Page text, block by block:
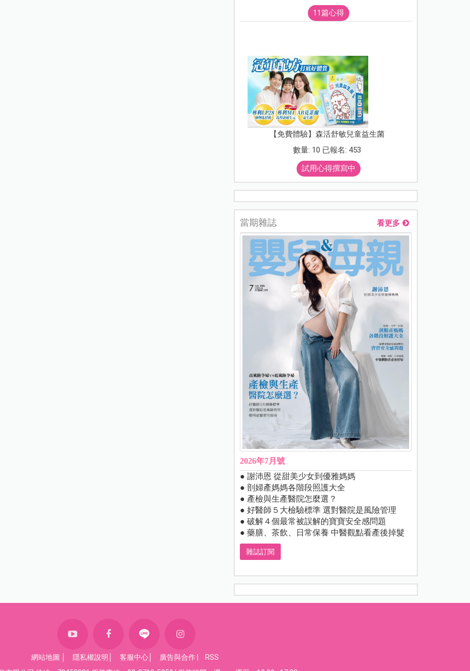
11篇心得
【免費體驗】森活舒敏兒童益生菌
數量: 10 已報名: 453
試用心得撰寫中
當期雜誌 看更多
2026年7月號
● 謝沛恩 從甜美少女到優雅媽媽
● 剖婦產媽媽各階段照護大全
● 產檢與生產醫院怎麼選？
● 好醫師５大檢驗標準 選對醫院是風險管理
● 破解４個最常被誤解的寶寶安全感問題
● 藥膳、茶飲、日常保養 中醫觀點看產後掉髮
雜誌訂閱
網站地圖 隱私權說明 客服中心 廣告與合作
RSS